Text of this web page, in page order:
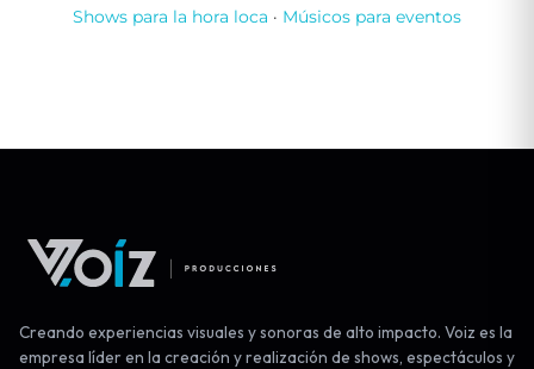
Shows para la hora loca · Músicos para eventos
Creando experiencias visuales y sonoras de alto impacto. Voiz es la
empresa líder en la creación y realización de shows, espectáculos y